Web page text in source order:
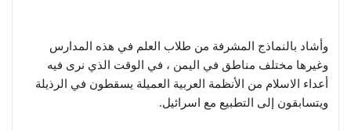
وأشاد بالنماذج المشرفة من طلاب العلم في هذه المدارس
وغيرها مختلف مناطق في اليمن ، في الوقت الذي نرى فيه
أعداء الاسلام من الأنظمة العربية العميلة يسقطون في الرذيلة
ويتسابقون إلى التطبيع مع اسرائيل.